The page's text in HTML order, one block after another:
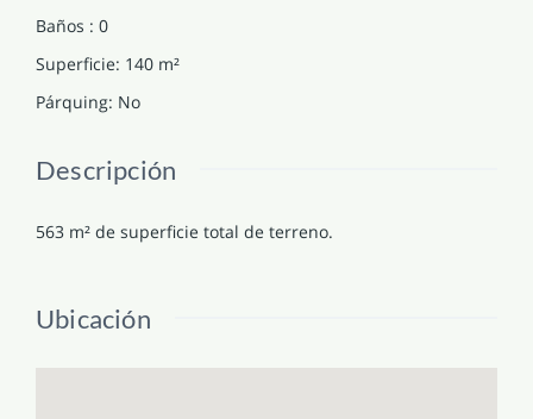
Baños : 0
Superficie: 140 m²
Párquing: No
Descripción
563 m² de superficie total de terreno.
Ubicación